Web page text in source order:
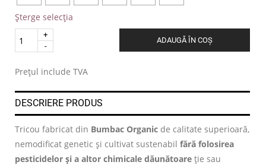
Șterge selecția
Quantity
ADAUGĂ ÎN COȘ
Prețul include TVA
DESCRIERE PRODUS
Tricou fabricat din Bumbac Organic de calitate superioară,
nemodificat genetic și cultivat sustenabil fără folosirea
pesticidelor și a altor chimicale dăunătoare ție sau